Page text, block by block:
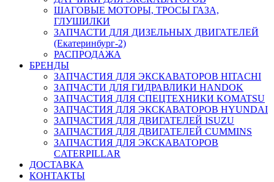
ШАГОВЫЕ МОТОРЫ, ТРОСЫ ГАЗА,
ГЛУШИЛКИ
ЗАПЧАСТИ ДЛЯ ДИЗЕЛЬНЫХ ДВИГАТЕЛЕЙ
(Екатеринбург-2)
РАСПРОДАЖА
БРЕНДЫ
ЗАПЧАСТИЯ ДЛЯ ЭКСКАВАТОРОВ HITACHI
ЗАПЧАСТИ ДЛЯ ГИДРАВЛИКИ HANDOK
ЗАПЧАСТИЯ ДЛЯ СПЕЦТЕХНИКИ KOMATSU
ЗАПЧАСТИЯ ДЛЯ ЭКСКАВАТОРОВ HYUNDAI
ЗАПЧАСТИЯ ДЛЯ ДВИГАТЕЛЕЙ ISUZU
ЗАПЧАСТИЯ ДЛЯ ДВИГАТЕЛЕЙ CUMMINS
ЗАПЧАСТИЯ ДЛЯ ЭКСКАВАТОРОВ
CATERPILLAR
ДОСТАВКА
КОНТАКТЫ